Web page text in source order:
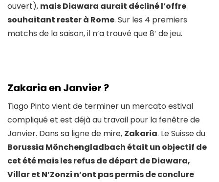
ouvert), mais Diawara aurait décliné l’offre
souhaitant rester à Rome. Sur les 4 premiers
matchs de la saison, il n’a trouvé que 8′ de jeu.
Zakaria en Janvier ?
Tiago Pinto vient de terminer un mercato estival
compliqué et est déjà au travail pour la fenêtre de
Janvier. Dans sa ligne de mire, Zakaria. Le Suisse du
Borussia Mönchengladbach était un objectif de
cet été mais les refus de départ de Diawara,
Villar et N’Zonzi n’ont pas permis de conclure